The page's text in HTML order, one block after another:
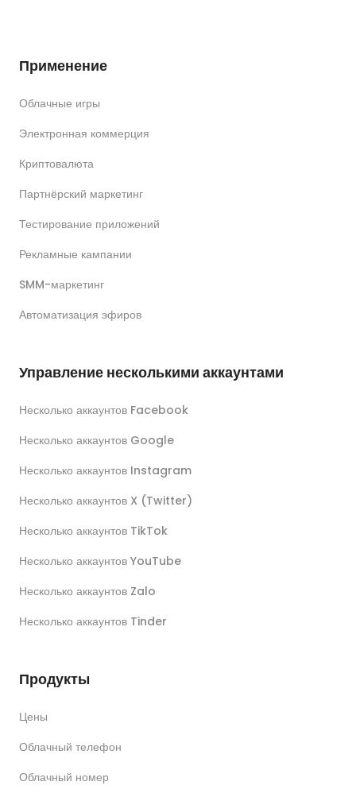
Применение
Облачные игры
Электронная коммерция
Криптовалюта
Партнёрский маркетинг
Тестирование приложений
Рекламные кампании
SMM-маркетинг
Автоматизация эфиров
Управление несколькими аккаунтами
Несколько аккаунтов Facebook
Несколько аккаунтов Google
Несколько аккаунтов Instagram
Несколько аккаунтов X (Twitter)
Несколько аккаунтов TikTok
Несколько аккаунтов YouTube
Несколько аккаунтов Zalo
Несколько аккаунтов Tinder
Продукты
Цены
Облачный телефон
Облачный номер